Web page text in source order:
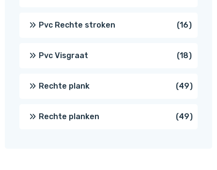
Pvc Rechte stroken 1616
Pvc Visgraat 1818
Rechte plank 4949
Rechte planken 4949